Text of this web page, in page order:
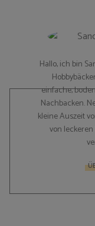
Hallo, ich bin
einfache,
Nachbacken.
kleine Auszeit
von